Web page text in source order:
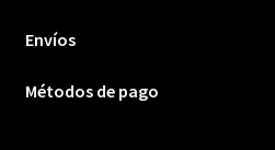
Envíos
Métodos de pago